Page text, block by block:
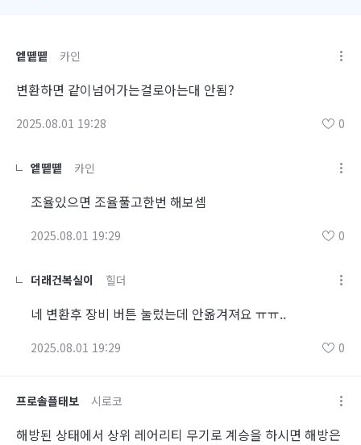
엩똍똍 카인
변환하면 같이넘어가는걸로아는대 안됨?
2025.08.01 19:28 0
엩똍똍 카인
조율있으면 조율풀고한번 해보셈
2025.08.01 19:29 0
더래건복실이 힐더
네 변환후 장비 버튼 눌렀는데 안옮겨져요 ㅠㅠ..
2025.08.01 19:29 0
프로솔플태보 시로코
해방된 상태에서 상위 레어리티 무기로 계승을 하시면 해방은